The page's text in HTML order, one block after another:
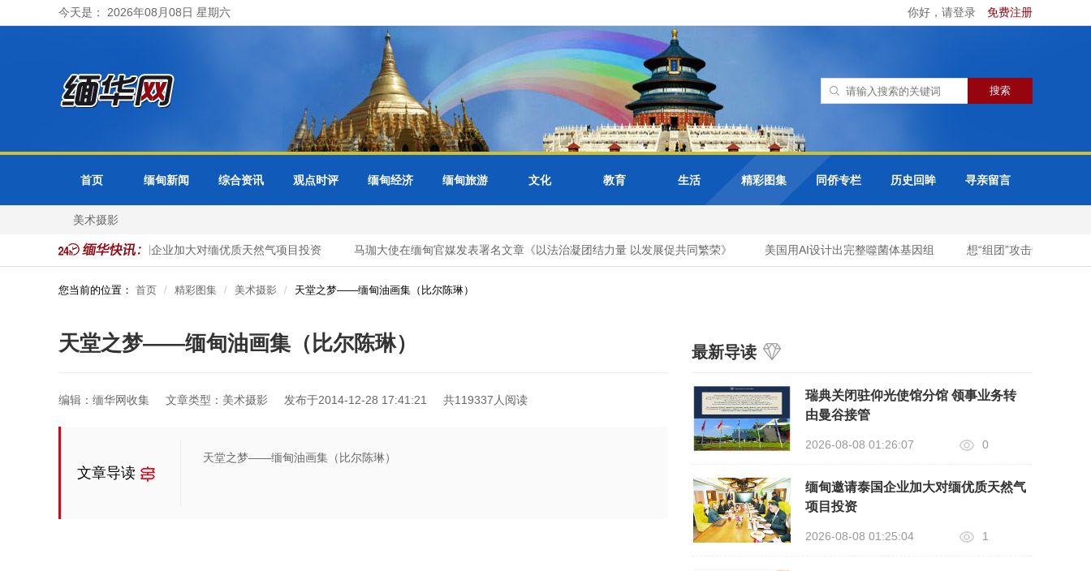
今天是： 2026年08月08日 星期六 你好，请登录 免费注册
首页 缅甸新闻 综合资讯 观点时评 缅甸经济 缅甸旅游 文化 教育 生活 精彩图集 同侨专栏 历史回眸 寻亲留言
美术摄影
缅甸邀请泰国企业加大对缅优质天然气项目投资 马珈大使在缅甸官媒发表署名文章《以法治凝团结力量 以发展促共同繁荣》 美国用AI设计出完整噬菌体基因组 想“组团”攻击中国导弹试射
您当前的位置： 首页 精彩图集 美术摄影 天堂之梦——缅甸油画集（比尔陈琳）
天堂之梦——缅甸油画集（比尔陈琳）
编辑：缅华网收集 文章类型：美术摄影 发布于2014-12-28 17:41:21 共119337人阅读
文章导读
天堂之梦——缅甸油画集（比尔陈琳）
最新导读
瑞典关闭驻仰光使馆分馆 领事业务转
由曼谷接管
2026-08-08 01:26:07 0
缅甸邀请泰国企业加大对缅优质天然气
项目投资
2026-08-08 01:25:04 1